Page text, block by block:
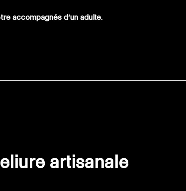
accompagnés d’un adulte.
artisanale